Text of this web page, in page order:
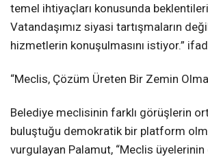
temel ihtiyaçları konusunda
Vatandaşımız siyasi tartışmaların
hizmetlerin konuşulmasını istiyor.”
“Meclis, Çözüm Üreten Bir Zemin
Belediye meclisinin farklı görüşlerin
buluştuğu demokratik bir platform
vurgulayan Palamut, “Meclis